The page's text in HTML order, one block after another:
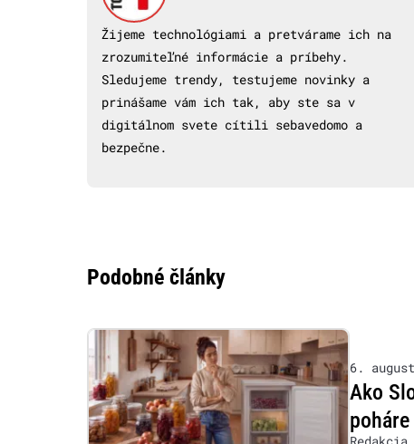
Žijeme technológiami a pretvárame ich na
zrozumiteľné informácie a príbehy.
Sledujeme trendy, testujeme novinky a
prinášame vám ich tak, aby ste sa v
digitálnom svete cítili sebavedomo a
bezpečne.
Podobné články
6.
Ako
Redakcia